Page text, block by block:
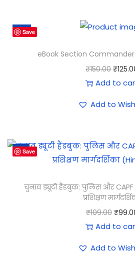
Save
-17%
eBook Section Commander
₹150.00 ₹
Add to
Add to
Save
-9%
चुनाव ड्यूटी हैंडबुक: पुलिस और
प्रशिक्षण
₹109.00 ₹
Add to
Add to